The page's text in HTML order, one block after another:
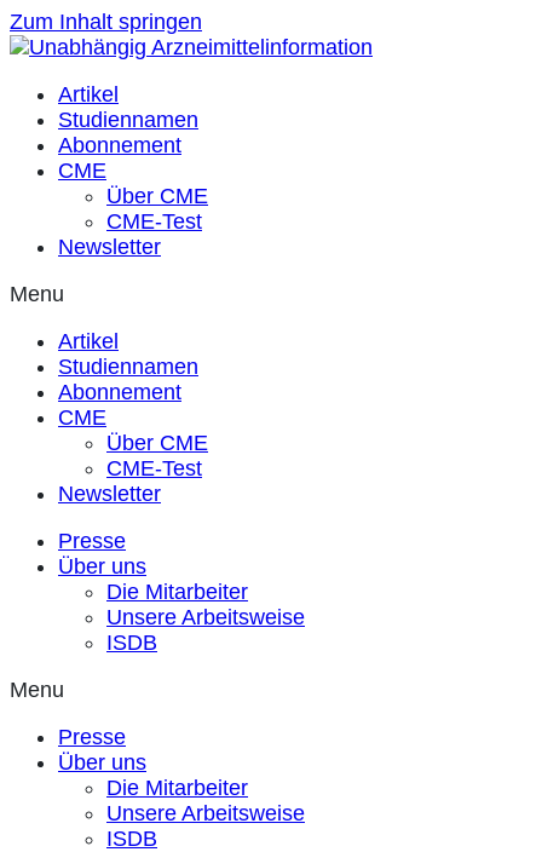
Zum Inhalt springen
Artikel
Studiennamen
Abonnement
CME
Über CME
CME-Test
Newsletter
Menu
Artikel
Studiennamen
Abonnement
CME
Über CME
CME-Test
Newsletter
Presse
Über uns
Die Mitarbeiter
Unsere Arbeitsweise
ISDB
Menu
Presse
Über uns
Die Mitarbeiter
Unsere Arbeitsweise
ISDB